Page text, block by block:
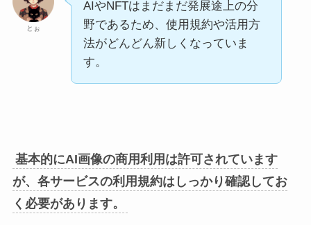
とぉ
AIやNFTはまだまだ発展途上の分
野であるため、使用規約や活用方
法がどんどん新しくなっていま
す。
基本的にAI画像の商用利用は許可されています
が、各サービスの利用規約はしっかり確認してお
く必要があります。